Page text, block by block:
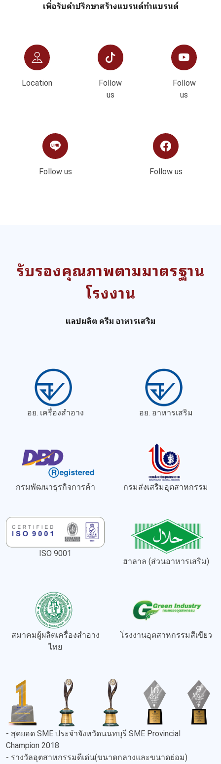
เพื่อรับคำปรึกษาสร้างแบรนด์ทำแบรนด์
Location
Follow
us
Follow
us
Follow us Follow us
รับรองคุณภาพตามมาตรฐาน
โรงงาน
แลปผลิต ครีม อาหารเสริม
อย. เครื่องสำอาง อย. อาหารเสริม
กรมพัฒนาธุรกิจการค้า กรมส่งเสริมอุตสาหกรรม
ISO 9001
ฮาลาล (ส่วนอาหารเสริม)
สมาคมผู้ผลิตเครื่องสำอาง
ไทย
โรงงานอุตสาหกรรมสีเขียว
- สุดยอด SME ประจำจังหวัดนนทบุรี SME Provincial
Champion 2018
- รางวัลอุตสาหกรรมดีเด่น(ขนาดกลางและขนาดย่อม)